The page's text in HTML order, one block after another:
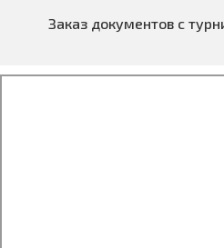
Заказ документов с